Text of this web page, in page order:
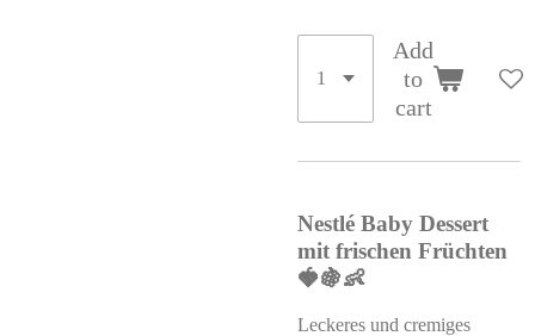
Add
to
cart
Nestlé Baby Dessert
mit frischen Früchten
🍓🍇👶
Leckeres und cremiges